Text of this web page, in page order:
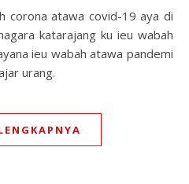
katarajang ku ieu wabah
ieu wabah atawa pandemi
urang.